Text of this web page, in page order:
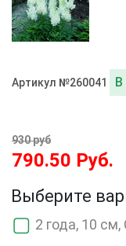
Артикул №260041 В
930 руб
790.50 Руб.
Выберите
2 года, 10 см,